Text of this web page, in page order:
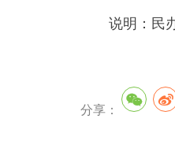
说明：民办
分享：